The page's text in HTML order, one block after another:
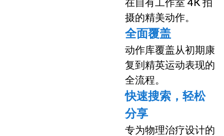
摄的精美动作。
全面覆盖
动作库覆盖从初期康
复到精英运动表现的
全流程。
快速搜索，轻松
分享
专为物理治疗设计的